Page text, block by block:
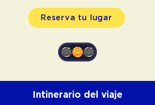
Reserva tu lugar
Intinerario del viaje